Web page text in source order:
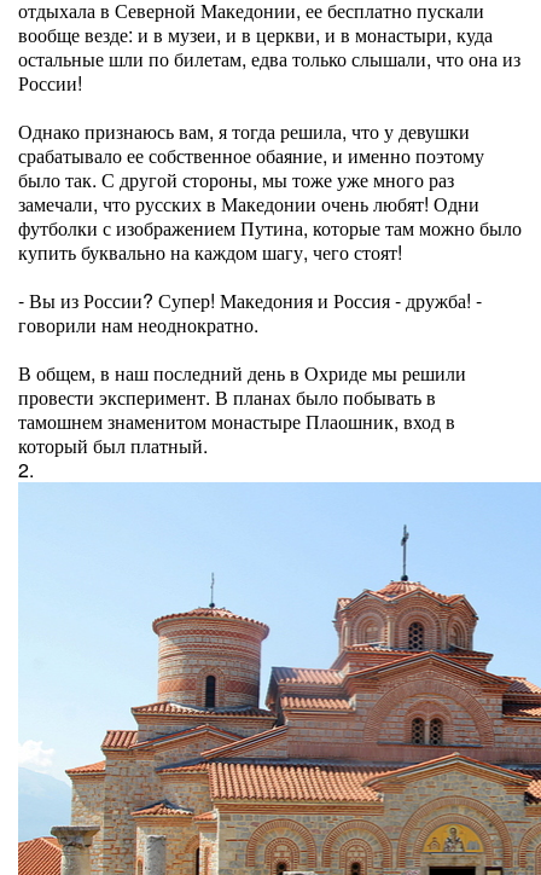
отдыхала в Северной Македонии, ее бесплатно пускали
вообще везде: и в музеи, и в церкви, и в монастыри, куда
остальные шли по билетам, едва только слышали, что она из
России!
Однако признаюсь вам, я тогда решила, что у девушки
срабатывало ее собственное обаяние, и именно поэтому
было так. С другой стороны, мы тоже уже много раз
замечали, что русских в Македонии очень любят! Одни
футболки с изображением Путина, которые там можно было
купить буквально на каждом шагу, чего стоят!
- Вы из России? Супер! Македония и Россия - дружба! -
говорили нам неоднократно.
В общем, в наш последний день в Охриде мы решили
провести эксперимент. В планах было побывать в
тамошнем знаменитом монастыре Плаошник, вход в
который был платный.
2.